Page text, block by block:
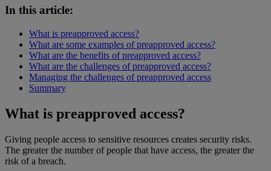
In this article:
What is preapproved access?
What are some examples of preapproved access?
What are the benefits of preapproved access?
What are the challenges of preapproved access?
Managing the challenges of preapproved access
Summary
What is preapproved access?
Giving people access to sensitive resources creates security risks.
The greater the number of people that have access, the greater the
risk of a breach.